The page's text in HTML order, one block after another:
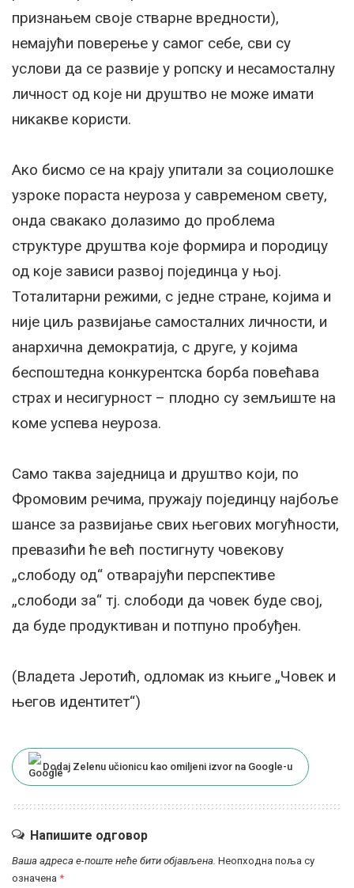
признањем своје стварне вредности),
немајући поверење у самог себе, сви су
услови да се развије у ропску и несамосталну
личност од које ни друштво не може имати
никакве користи.
Ако бисмо се на крају упитали за социолошке
узроке пораста неуроза у савременом свету,
онда свакако долазимо до проблема
структуре друштва које формира и породицу
од које зависи развој појединца у њој.
Тоталитарни режими, с једне стране, којима и
није циљ развијање самосталних личности, и
анархична демократија, с друге, у којима
беспоштедна конкурентска борба повећава
страх и несигурност – плодно су земљиште на
коме успева неуроза.
Само таква заједница и друштво који, по
Фромовим речима, пружају појединцу најбоље
шансе за развијање свих његових могућности,
превазићи ће већ постигнуту човекову
„слободу од“ отварајући перспективе
„слободи за“ тј. слободи да човек буде свој,
да буде продуктиван и потпуно пробуђен.
(Владета Јеротић, одломак из књиге „Човек и
његов идентитет“)
Dodaj Zelenu učionicu kao omiljeni izvor na Google-u
Напишите одговор
Ваша адреса е-поште неће бити објављена. Неопходна поља су
означена *